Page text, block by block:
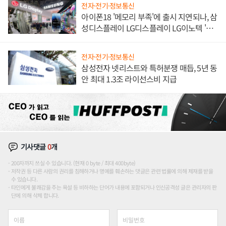
전자·전기·정보통신
아이폰18 '메모리 부족'에 출시 지연되나, 삼
성디스플레이 LG디스플레이 LG이노텍 '탈
전자·전기·정보통신
삼성전자 넷리스트와 특허분쟁 매듭, 5년 동
안 최대 1.3조 라이선스비 지급
기사댓글0개
200자까지 쓰실 수 있습니다. (현재 0 byte / 최대 400byte)
저작권 등 다른 사람의 권리를 침해하거나 명예를 훼손하는 댓글은 관련 법률에 의해 제재를 받을
수 있습니다.
타인에게 불쾌감을 주는 욕설 등 비하하는 단어가 내용에 포함되거나 인신공격성 글은 관리자의 판
단에 의해 삭제 합니다.